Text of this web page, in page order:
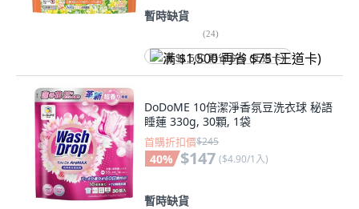
暫時缺貨
(24)
满 $1,500 再省 $75 (王道卡)
DoDoME 10倍潔淨香氛豆洗衣球 秘語
睡蓮 330g, 30顆, 1袋
首購折扣價$245
40% $147 ($4.90/1入)
暫時缺貨